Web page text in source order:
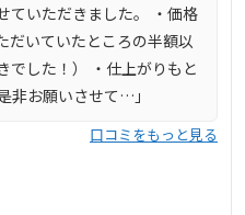
ていただきました。 ・価格
だいていたところの半額以
でした！） ・仕上がりもと
非お願いさせて…」
口コミをもっと見る